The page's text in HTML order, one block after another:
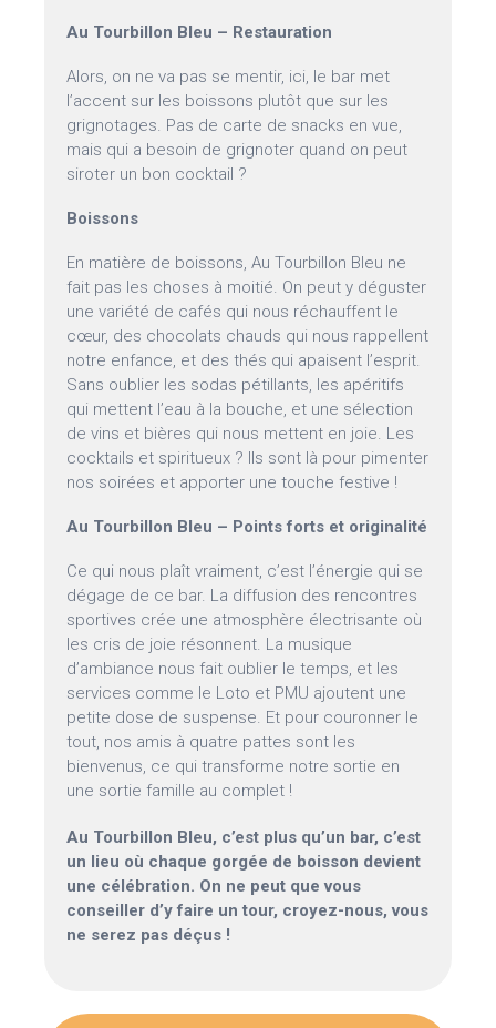
Au Tourbillon Bleu – Restauration
Alors, on ne va pas se mentir, ici, le bar met
l’accent sur les boissons plutôt que sur les
grignotages. Pas de carte de snacks en vue,
mais qui a besoin de grignoter quand on peut
siroter un bon cocktail ?
Boissons
En matière de boissons, Au Tourbillon Bleu ne
fait pas les choses à moitié. On peut y déguster
une variété de cafés qui nous réchauffent le
cœur, des chocolats chauds qui nous rappellent
notre enfance, et des thés qui apaisent l’esprit.
Sans oublier les sodas pétillants, les apéritifs
qui mettent l’eau à la bouche, et une sélection
de vins et bières qui nous mettent en joie. Les
cocktails et spiritueux ? Ils sont là pour pimenter
nos soirées et apporter une touche festive !
Au Tourbillon Bleu – Points forts et originalité
Ce qui nous plaît vraiment, c’est l’énergie qui se
dégage de ce bar. La diffusion des rencontres
sportives crée une atmosphère électrisante où
les cris de joie résonnent. La musique
d’ambiance nous fait oublier le temps, et les
services comme le Loto et PMU ajoutent une
petite dose de suspense. Et pour couronner le
tout, nos amis à quatre pattes sont les
bienvenus, ce qui transforme notre sortie en
une sortie famille au complet !
Au Tourbillon Bleu, c’est plus qu’un bar, c’est
un lieu où chaque gorgée de boisson devient
une célébration. On ne peut que vous
conseiller d’y faire un tour, croyez-nous, vous
ne serez pas déçus !